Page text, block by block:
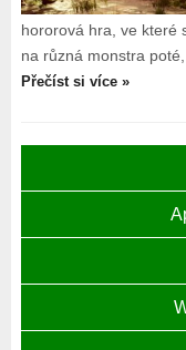
hororová hra, ve které
na různá monstra
Přečíst si více »